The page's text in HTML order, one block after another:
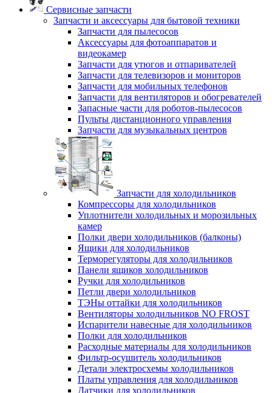
Сервисные запчасти
Запчасти и аксессуары для бытовой техники
Запчасти для пылесосов
Аксессуары для фотоаппаратов и
видеокамер
Запчасти для утюгов и отпаривателей
Запчасти для телевизоров и мониторов
Запчасти для мобильных телефонов
Запчасти для вентиляторов и обогревателей
Запасные части для роботов-пылесосов
Пульты дистанционного управления
Запчасти для музыкальных центров
Запчасти для холодильников
Компрессоры для холодильников
Уплотнители холодильных и морозильных
камер
Полки двери холодильников (балконы)
Ящики для холодильников
Терморегуляторы для холодильников
Панели ящиков холодильников
Ручки для холодильников
Петли двери холодильников
ТЭНы оттайки для холодильников
Вентиляторы холодильников NO FROST
Испарители навесные для холодильников
Полки для холодильников
Расходные материалы для холодильников
Фильтр-осушитель холодильников
Детали электросхемы холодильников
Платы управления для холодильников
Датчики для холодильников